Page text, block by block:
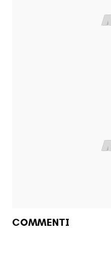
COMMENTI